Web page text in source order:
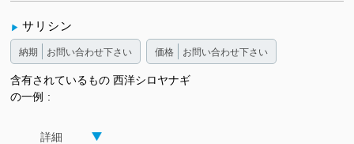
サリシン
納期 お問い合わせ下さい 価格 お問い合わせ下さい
含有されているもの
の一例
西洋シロヤナギ
詳細